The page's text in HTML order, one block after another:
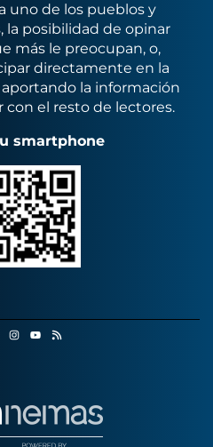
uno de los pueblos y
la posibilidad de opinar
más le preocupan, o,
directamente en la
la información
el resto de lectores.
smartphone
Instagram